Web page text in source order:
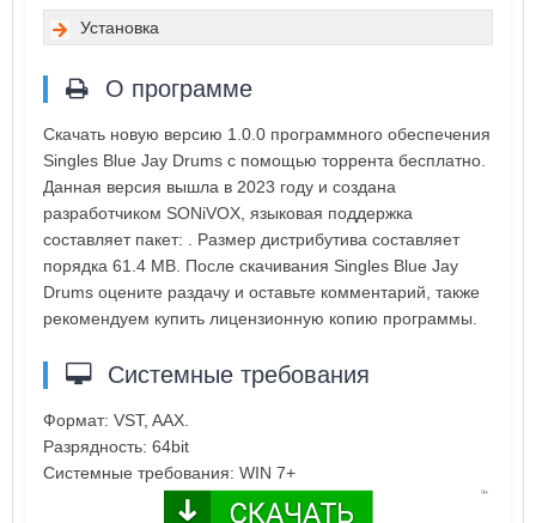
Установка
О программе
Скачать новую версию 1.0.0 программного обеспечения
Singles Blue Jay Drums с помощью торрента бесплатно.
Данная версия вышла в 2023 году и создана
разработчиком SONiVOX, языковая поддержка
составляет пакет: . Размер дистрибутива составляет
порядка 61.4 MB. После скачивания Singles Blue Jay
Drums оцените раздачу и оставьте комментарий, также
рекомендуем купить лицензионную копию программы.
Системные требования
Формат: VST, AAX.
Разрядность: 64bit
Системные требования: WIN 7+